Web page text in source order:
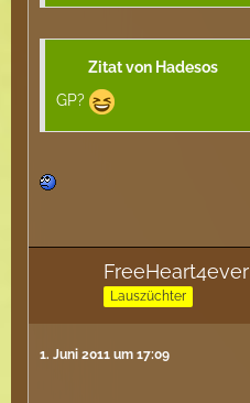
Zitat von Hadesos
GP?
FreeHeart4ever
Lauszüchter
1. Juni 2011 um 17:09